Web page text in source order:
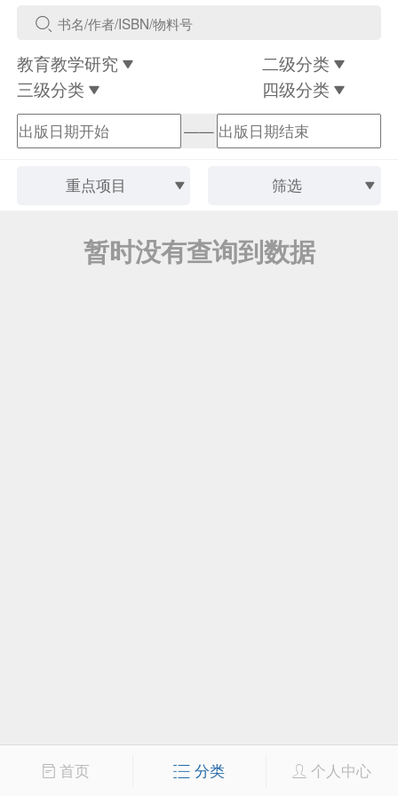
教育教学研究
二级分类
三级分类
四级分类
——
重点项目 筛选
暂时没有查询到数据
首页 分类 个人中心